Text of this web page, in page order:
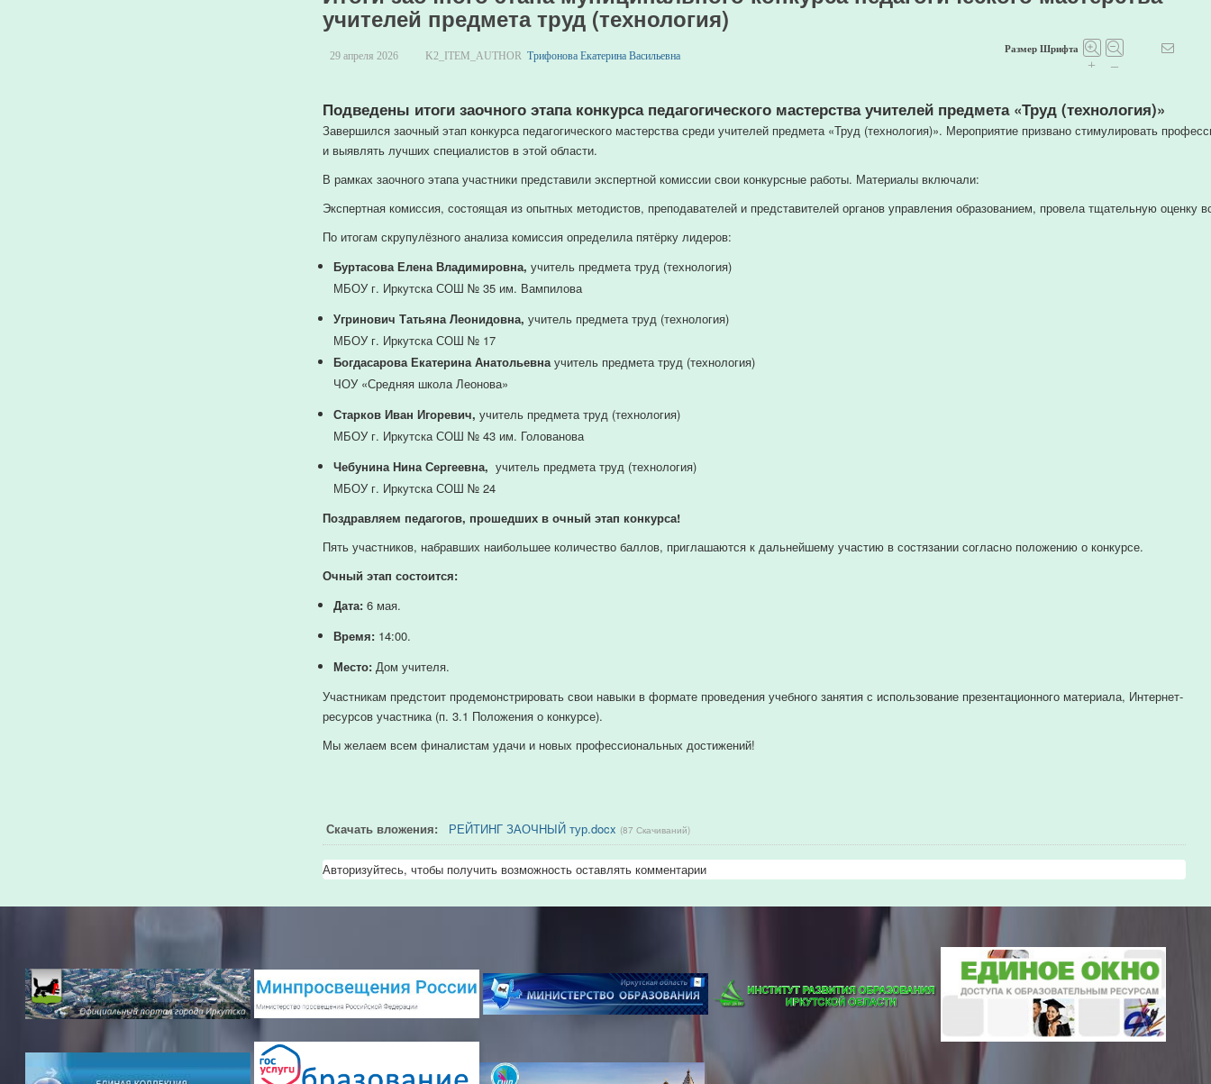
учителей предмета труд (технология)
Размер Шрифта
+ –
29 апреля 2026 K2_ITEM_AUTHOR Трифонова Екатерина Васильевна
Подведены итогизаочногоэтапаконкурсапедагогическогомастерстваучителейпредмета«Труд(технология)»
Завершилсязаочныйэтапконкурсапедагогическогомастерствасредиучителейпредмета«Труд(технология)». Мероприятиепризваностимулировать
ивыявлятьлучших специалистоввэтойобласти.
В рамках заочногоэтапаучастникипредставилиэкспертнойкомиссиисвоиконкурсныеработы. Материалывключали:
Экспертнаякомиссия, состоящаяизопытных методистов, преподавателейипредставителейоргановуправленияобразованием, провелатщательнуюоценку
Поитогам скрупулёзногоанализакомиссияопределилапятёркулидеров:
Буртасова Елена Владимировна, учитель предмета труд (технология)
МБОУ г. Иркутска СОШ № 35 им. Вампилова
Угринович Татьяна Леонидовна, учитель предмета труд (технология)
МБОУ г. Иркутска СОШ № 17
Богдасарова Екатерина Анатольевнаучитель предмета труд (технология)
ЧОУ «Средняя школа Леонова»
Старков Иван Игоревич, учитель предмета труд (технология)
МБОУ г. Иркутска СОШ № 43 им. Голованова
Чебунина Нина Сергеевна, учитель предмета труд (технология)
МБОУ г. Иркутска СОШ № 24
Поздравляем педагогов, прошедшихвочный этап конкурса!
Пятьучастников, набравших наибольшееколичествобаллов, приглашаютсякдальнейшемуучастиювсостязаниисогласноположениюоконкурсе.
Очный этап состоится:
Дата:6мая.
Время:14:00.
Место:Дом учителя.
Участникам предстоитпродемонстрироватьсвоинавыкивформатепроведения учебного занятия с использование презентационного материала, Интернет-
ресурсов участника (п. 3.1 Положения о конкурсе).
Мыжелаем всем финалистам удачииновых профессиональных достижений!
Скачать вложения: РЕЙТИНГ ЗАОЧНЫЙ тур.docx (87 Скачиваний)
Авторизуйтесь, чтобы получить возможность оставлять комментарии